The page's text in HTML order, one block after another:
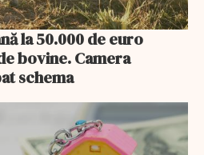
la 50.000 de euro
bovine. Camera
schema